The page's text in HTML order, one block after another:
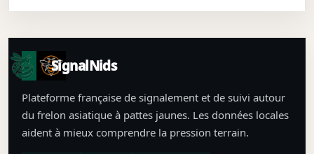
SignalNids
Plateforme française de signalement et de suivi autour
du frelon asiatique à pattes jaunes. Les données locales
aident à mieux comprendre la pression terrain.